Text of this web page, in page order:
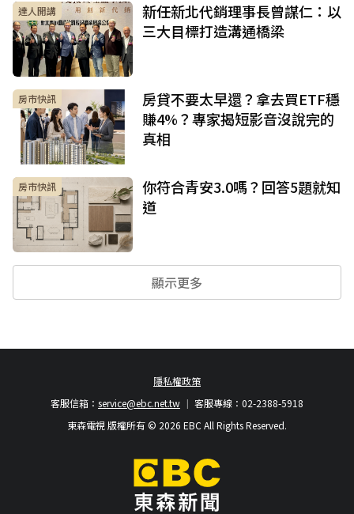
達人開講
新任新北代銷理事長曾謀仁：以
三大目標打造溝通橋梁
房市快訊
房貸不要太早還？拿去買ETF穩
賺4%？專家揭短影音沒說完的
真相
房市快訊
你符合青安3.0嗎？回答5題就知
道
顯示更多
隱私權政策
客服專線：02-2388-5918
客服信箱： service@ebc.net.tw
東森電視 版權所有 © 2026 EBC All Rights Reserved.